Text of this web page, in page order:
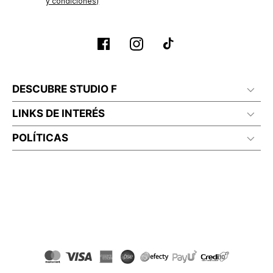
DESCUBRE STUDIO F
LINKS DE INTERÉS
POLÍTICAS